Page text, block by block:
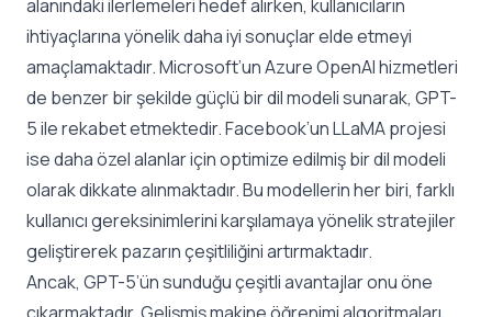
alanındaki ilerlemeleri hedef alırken, kullanıcıların
ihtiyaçlarına yönelik daha iyi sonuçlar elde etmeyi
amaçlamaktadır. Microsoft’un Azure OpenAI hizmetleri
de benzer bir şekilde güçlü bir dil modeli sunarak, GPT-
5 ile rekabet etmektedir. Facebook’un LLaMA projesi
ise daha özel alanlar için optimize edilmiş bir dil modeli
olarak dikkate alınmaktadır. Bu modellerin her biri, farklı
kullanıcı gereksinimlerini karşılamaya yönelik stratejiler
geliştirerek pazarın çeşitliliğini artırmaktadır.
Ancak, GPT-5’ün sunduğu çeşitli avantajlar onu öne